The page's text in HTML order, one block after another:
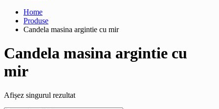
Home
Produse
Candela masina argintie cu mir
Candela masina argintie cu
mir
Afișez singurul rezultat